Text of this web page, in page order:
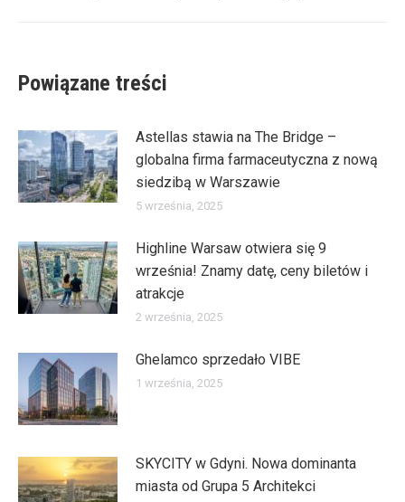
Powiązane treści
Astellas stawia na The Bridge –
globalna firma farmaceutyczna z nową
siedzibą w Warszawie
5 września, 2025
Highline Warsaw otwiera się 9
września! Znamy datę, ceny biletów i
atrakcje
2 września, 2025
Ghelamco sprzedało VIBE
1 września, 2025
SKYCITY w Gdyni. Nowa dominanta
miasta od Grupa 5 Architekci